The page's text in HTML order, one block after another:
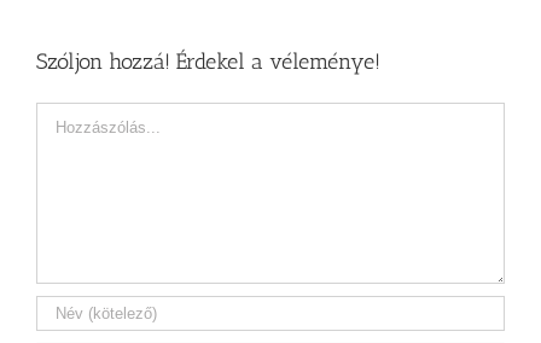
Szóljon hozzá! Érdekel a véleménye!
Hozzászólás